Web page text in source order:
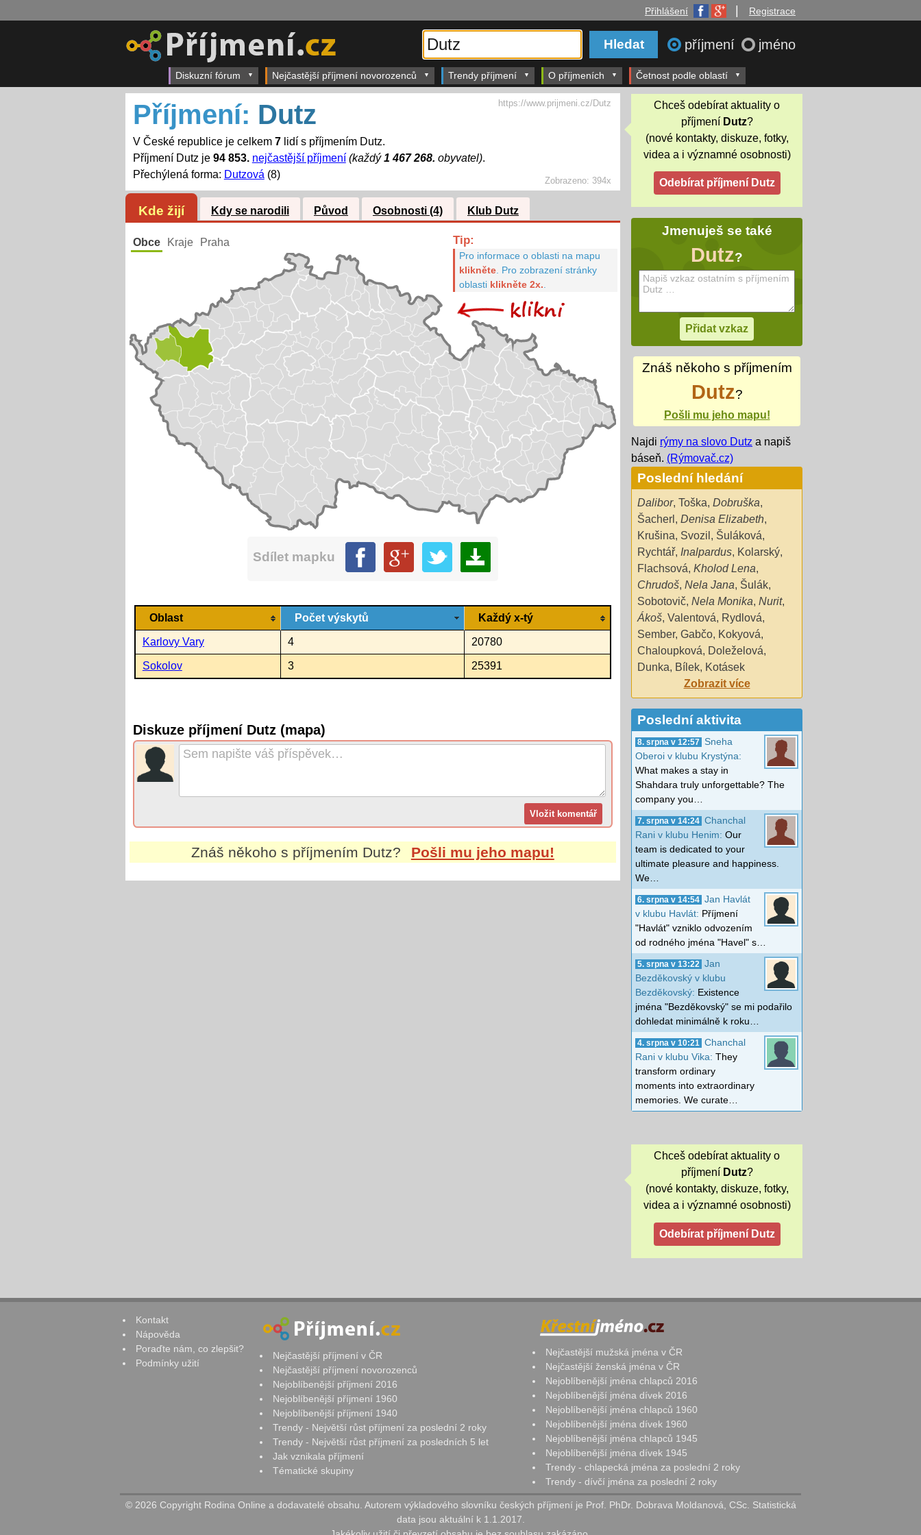
Přihlášení Registrace
příjmení jméno
Diskuzní fórum Nejčastější příjmení novorozenců Trendy příjmení O příjmeních Četnost podle oblastí
Zobrazeno: 394x
Příjmení: Dutz
V České republice je celkem 7lidí s příjmením Dutz.
Příjmení Dutz je 94 853. nejčastější příjmení (každý1 467 268. obyvatel).
Přechýlená forma: Dutzová (8)
https://www.prijmeni.cz/Dutz
Kde žijí Kdy se narodili Původ Osobnosti (4) Klub Dutz
Obce Kraje Praha Tip:
Pro informace o oblasti na mapu
klikněte. Pro zobrazení stránky
oblasti klikněte 2x.
Sdílet mapku
Oblast Počet výskytů Každý x-tý
Karlovy Vary 4 20780
Sokolov 3 25391
Diskuze příjmení Dutz (mapa)
Znáš někoho s příjmením Dutz? Pošli mu jeho mapu!
Chceš odebírat aktuality o
příjmení Dutz?
(nové kontakty, diskuze, fotky,
videa a i významné osobnosti)
Jmenuješ se také
Dutz?
Znáš někoho s příjmením
Dutz?
Pošli mu jeho mapu!
Najdi rýmy na slovo Dutz a napiš
báseň. (Rýmovač.cz)
Poslední hledání
Dalibor, Toška, Dobruška,
Šacherl , Denisa Elizabeth,
Krušina, Svozil , Šuláková,
Rychtář, Inalpardus, Kolarský,
Flachsová, Kholod Lena,
Chrudoš, Nela Jana, Šulák,
Sobotovič, Nela Monika, Nurit,
Ákoš, Valentová, Rydlová,
Sember, Gabčo, Kokyová,
Chaloupková, Doleželová,
Dunka, Bílek, Kotásek
Zobrazit více
Poslední aktivita
8. srpna v 12:57
Sneha
Oberoi v klubu Krystýna:
What makes a stay in
Shahdara truly unforgettable? The
company you…
7. srpna v 14:24 Chanchal
Rani v klubu Henim: Our
team is dedicated to your
ultimate pleasure and happiness.
We…
6. srpna v 14:54 Jan Havlát
v klubu Havlát: Příjmení
"Havlát" vzniklo odvozením
od rodného jména "Havel" s…
5. srpna v 13:22
Jan
Bezděkovský v klubu
Bezděkovský: Existence
jména "Bezděkovský" se mi podařilo
dohledat minimálně k roku…
4. srpna v 10:21
Chanchal
Rani v klubu Vika: They
transform ordinary
moments into extraordinary
memories. We curate…
Chceš odebírat aktuality o
příjmení Dutz?
(nové kontakty, diskuze, fotky,
videa a i významné osobnosti)
Kontakt
Nápověda
Poraďte nám, co zlepšit?
Podmínky užití
Nejčastější příjmení v ČR
Nejčastější příjmení novorozenců
Nejoblíbenější příjmení 2016
Nejoblíbenější příjmení 1960
Nejoblíbenější příjmení 1940
Trendy - Největší růst příjmení za poslední 2 roky
Trendy - Největší růst příjmení za posledních 5 let
Jak vznikala příjmení
Tématické skupiny
Nejčastější mužská jména v ČR
Nejčastější ženská jména v ČR
Nejoblíbenější jména chlapců 2016
Nejoblíbenější jména dívek 2016
Nejoblíbenější jména chlapců 1960
Nejoblíbenější jména dívek 1960
Nejoblíbenější jména chlapců 1945
Nejoblíbenější jména dívek 1945
Trendy - chlapecká jména za poslední 2 roky
Trendy - dívčí jména za poslední 2 roky
© 2026 Copyright Rodina Online a dodavatelé obsahu. Autorem výkladového slovníku českých příjmení je Prof. PhDr. Dobrava Moldanová, CSc. Statistická
data jsou aktuální k 1.1.2017.